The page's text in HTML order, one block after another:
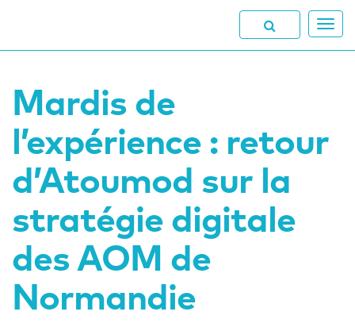
Mardis de
l’expérience : retour
d’Atoumod sur la
stratégie digitale
des AOM de
Normandie